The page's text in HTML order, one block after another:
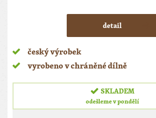
detail
český výrobek
vyrobeno v chráněné dílně
SKLADEM
odešleme v pondělí